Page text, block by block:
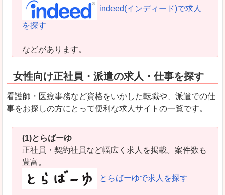
indeed(インディード)で求人
を探す
などがあります。
女性向け正社員・派遣の求人・仕事を探す
看護師・医療事務など資格をいかした転職や、派遣での仕
事をお探しの方にとって便利な求人サイトの一覧です。
(1)とらばーゆ
正社員・契約社員など幅広く求人を掲載。案件数も
豊富。
とらばーゆで求人を探す